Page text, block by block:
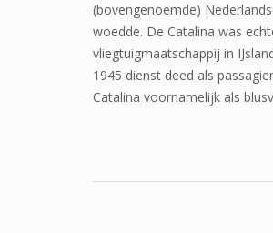
(bovengenoemde)
woedde. De Catalina was
vliegtuigmaatschappij in
1945 dienst deed als
Catalina voornamelijk als